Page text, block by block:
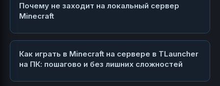
Почему не заходит на локальный сервер
Minecraft
Как играть в Minecraft на сервере в TLauncher
на ПК: пошагово и без лишних сложностей